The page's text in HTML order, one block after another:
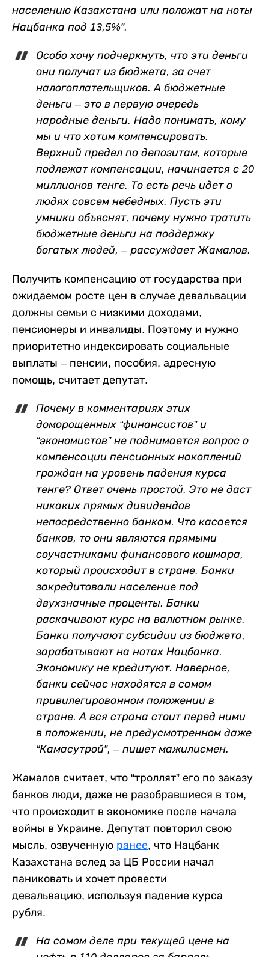
населению Казахстана или положат на ноты
Нацбанка под 13,5%”.
Особо хочу подчеркнуть, что эти деньги
они получат из бюджета, за счет
налогоплательщиков. А бюджетные
деньги – это в первую очередь
народные деньги. Надо понимать, кому
мы и что хотим компенсировать.
Верхний предел по депозитам, которые
подлежат компенсации, начинается с 20
миллионов тенге. То есть речь идет о
людях совсем небедных. Пусть эти
умники объяснят, почему нужно тратить
бюджетные деньги на поддержку
богатых людей, – рассуждает Жамалов.
Получить компенсацию от государства при
ожидаемом росте цен в случае девальвации
должны семьи с низкими доходами,
пенсионеры и инвалиды. Поэтому и нужно
приоритетно индексировать социальные
выплаты – пенсии, пособия, адресную
помощь, считает депутат.
Почему в комментариях этих
доморощенных “финансистов” и
“экономистов” не поднимается вопрос о
компенсации пенсионных накоплений
граждан на уровень падения курса
тенге? Ответ очень простой. Это не даст
никаких прямых дивидендов
непосредственно банкам. Что касается
банков, то они являются прямыми
соучастниками финансового кошмара,
который происходит в стране. Банки
закредитовали население под
двухзначные проценты. Банки
раскачивают курс на валютном рынке.
Банки получают субсидии из бюджета,
зарабатывают на нотах Нацбанка.
Экономику не кредитуют. Наверное,
банки сейчас находятся в самом
привилегированном положении в
стране. А вся страна стоит перед ними
в положении, не предусмотренном даже
“Камасутрой”, – пишет мажилисмен.
Жамалов считает, что “троллят” его по заказу
банков люди, даже не разобравшиеся в том,
что происходит в экономике после начала
войны в Украине. Депутат повторил свою
мысль, озвученную ранее, что Нацбанк
Казахстана вслед за ЦБ России начал
паниковать и хочет провести
девальвацию, используя падение курса
рубля.
На самом деле при текущей цене на